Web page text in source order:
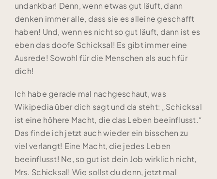
undankbar! Denn, wenn etwas gut läuft, dann
denken immer alle, dass sie es alleine geschafft
haben! Und, wenn es nicht so gut läuft, dann ist es
eben das doofe Schicksal! Es gibt immer eine
Ausrede! Sowohl für die Menschen als auch für
dich!
Ich habe gerade mal nachgeschaut, was
Wikipedia über dich sagt und da steht: „Schicksal
ist eine höhere Macht, die das Leben beeinflusst.“
Das finde ich jetzt auch wieder ein bisschen zu
viel verlangt! Eine Macht, die jedes Leben
beeinflusst! Ne, so gut ist dein Job wirklich nicht,
Mrs. Schicksal! Wie sollst du denn, jetzt mal